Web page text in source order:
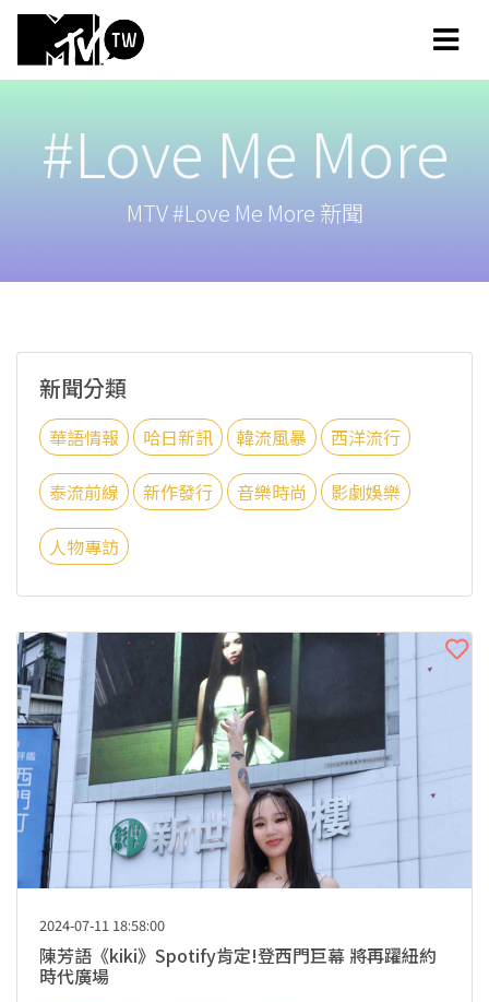
#Love Me More
MTV #Love Me More 新聞
新聞分類
華語情報 哈日新訊 韓流風暴 西洋流行
泰流前線 新作發行 音樂時尚 影劇娛樂
人物專訪
2024-07-11 18:58:00
陳芳語《kiki》Spotify肯定!登西門巨幕 將再躍紐約
時代廣場